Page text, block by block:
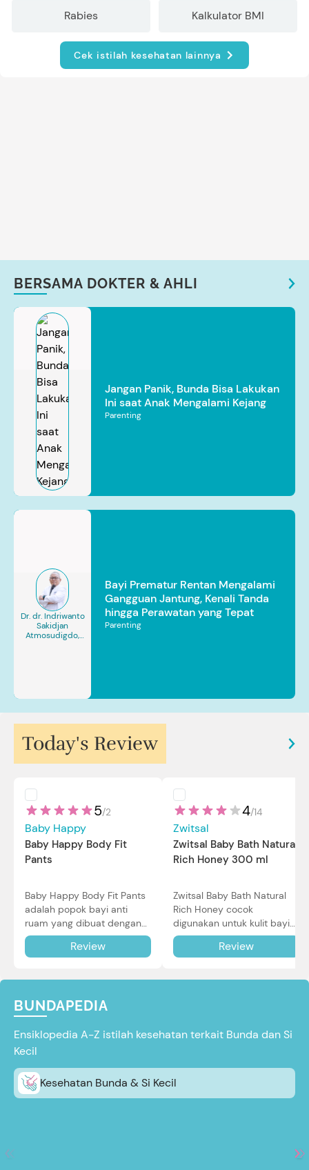
Rabies Kalkulator BMI
Cek istilah kesehatan lainnya
BERSAMA DOKTER & AHLI
Jangan Panik, Bunda Bisa Lakukan
Ini saat Anak Mengalami Kejang
Parenting
Dr. dr. Indriwanto
Sakidjan
Atmosudigdo,
Bayi Prematur Rentan Mengalami
Gangguan Jantung, Kenali Tanda
hingga Perawatan yang Tepat
Parenting
Today's Review
5/2
Baby Happy
Baby Happy Body Fit
Pants
Baby Happy Body Fit Pants
adalah popok bayi anti
ruam yang dibuat dengan
teknologi Air Through
Technology.Review
4/14
Zwitsal
Zwitsal Baby Bath Natural
Rich Honey 300 ml
Zwitsal Baby Bath Natural
Rich Honey cocok
digunakan untuk kulit bayi
baru lahir bahkan kulit
sensitif sekalipun. Simak
Review
BUNDAPEDIA
Ensiklopedia A-Z istilah kesehatan terkait Bunda dan Si
Kecil
Kesehatan Bunda & Si Kecil